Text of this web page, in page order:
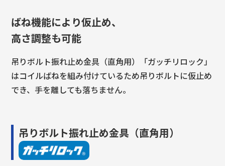
ばね機能により仮止め、
高さ調整も可能
吊りボルト振れ止め金具（直角用）「ガッチリロック」
はコイルばねを組み付けているため吊りボルトに仮止め
でき、手を離しても落ちません。
吊りボルト振れ止め金具（直角用）